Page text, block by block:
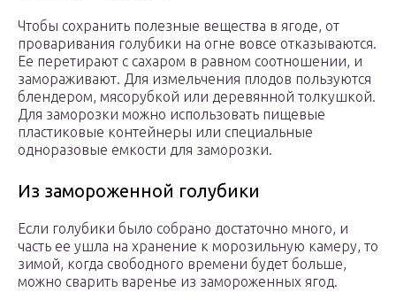
Чтобы сохранить полезные вещества в ягоде, от
проваривания голубики на огне вовсе отказываются.
Ее перетирают с сахаром в равном соотношении, и
замораживают. Для измельчения плодов пользуются
блендером, мясорубкой или деревянной толкушкой.
Для заморозки можно использовать пищевые
пластиковые контейнеры или специальные
одноразовые емкости для заморозки.
Из замороженной голубики
Если голубики было собрано достаточно много, и
часть ее ушла на хранение к морозильную камеру, то
зимой, когда свободного времени будет больше,
можно сварить варенье из замороженных ягод.